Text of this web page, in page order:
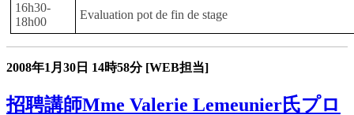
16h30-
18h00
Evaluation pot de fin de stage
2008年1月30日 14時58分 [WEB担当]
招聘講師Mme Valerie Lemeunier氏プロ